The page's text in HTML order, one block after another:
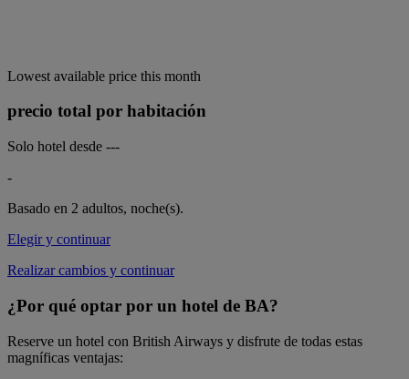
Lowest available price this month
precio total por habitación
Solo hotel desde ---
-
Basado en 2 adultos, noche(s).
Elegir y continuar
Realizar cambios y continuar
¿Por qué optar por un hotel de BA?
Reserve un hotel con British Airways y disfrute de todas estas
magníficas ventajas: